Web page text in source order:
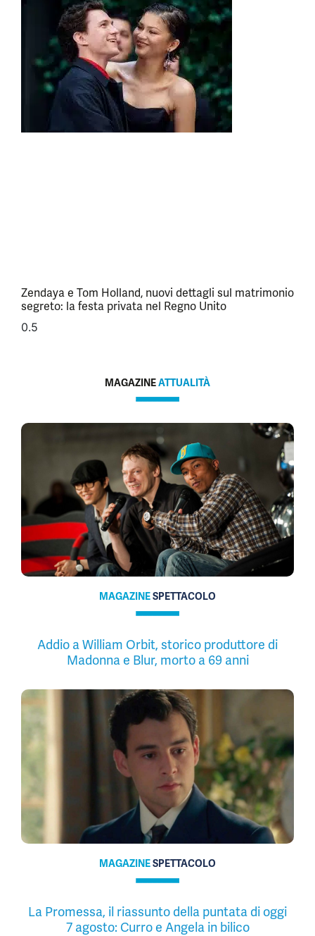
Zendaya e Tom Holland, nuovi dettagli sul matrimonio
segreto: la festa privata nel Regno Unito
MAGAZINEATTUALITÀ
MAGAZINESPETTACOLO
Addio a William Orbit, storico produttore di
Madonna e Blur, morto a 69 anni
MAGAZINESPETTACOLO
La Promessa, il riassunto della puntata di oggi
7 agosto: Curro e Angela in bilico